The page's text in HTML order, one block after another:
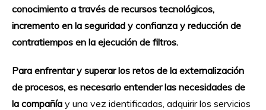
conocimiento a través de recursos tecnológicos,
incremento en la seguridad y confianza y reducción de
contratiempos en la ejecución de filtros.
Para enfrentar y superar los retos de la externalización
de procesos, es necesario entender las necesidades de
la compañía y una vez identificadas, adquirir los servicios